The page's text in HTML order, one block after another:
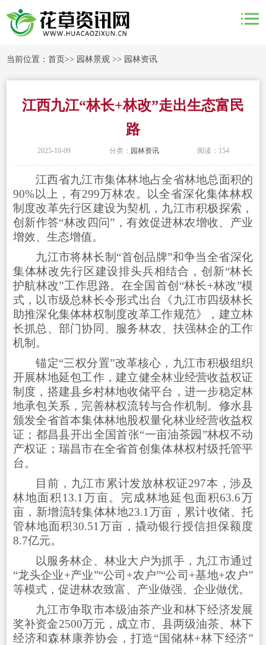
当前位置：首页>> 园林景观 >> 园林资讯
江西九江“林长+林改”走出生态富民
路
2025-10-09 分类： 园林资讯 阅读：154
江西省九江市集体林地占全省林地总面积的
90%以上，有299万林农。以全省深化集体林权
制度改革先行区建设为契机，九江市积极探索，
创新作答“林改四问”，有效促进林农增收、产业
增效、生态增值。
九江市将林长制“首创品牌”和争当全省深化
集体林改先行区建设排头兵相结合，创新“林长
护航林改”工作思路。在全国首创“林长+林改”模
式，以市级总林长令形式出台《九江市四级林长
助推深化集体林权制度改革工作规范》，建立林
长抓总、部门协同、服务林农、扶强林企的工作
机制。
锚定“三权分置”改革核心，九江市积极组织
开展林地延包工作，建立健全林业经营收益权证
制度，搭建县乡村林地收储平台，进一步稳定林
地承包关系，完善林权流转与合作机制。修水县
颁发全省首本集体林地股权量化林业经营收益权
证；都昌县开出全国首张“一亩油茶园”林权不动
产权证；瑞昌市在全省首创集体林权村级托管平
台。
目前，九江市累计发放林权证297本，涉及
林地面积13.1万亩。完成林地延包面积63.6万
亩，新增流转集体林地23.1万亩，累计收储、托
管林地面积30.51万亩，撬动银行授信担保额度
8.7亿元。
以服务林企、林业大户为抓手，九江市通过
“龙头企业+产业”“公司+农户”“公司+基地+农户”
等模式，促进林农致富、产业做强、企业做优。
九江市争取市本级油茶产业和林下经济发展
奖补资金2500万元，成立市、县两级油茶、林下
经济和森林康养协会，打造“国储林+林下经济”